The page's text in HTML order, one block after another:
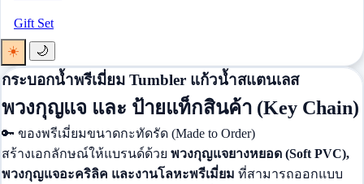
Gift Set
☀️
🌙
กระบอกน้ำพรีเมี่ยม Tumbler แก้วน้ำสแตนเลส
พวงกุญแจ และ ป้ายแท็กสินค้า (Key Chain)
🔑 ของพรีเมี่ยมขนาดกะทัดรัด (Made to Order)
สร้างเอกลักษณ์ให้แบรนด์ด้วย พวงกุญแจยางหยอด (Soft PVC),
พวงกุญแจอะคริลิค และงานโลหะพรีเมี่ยม ที่สามารถออกแบบ